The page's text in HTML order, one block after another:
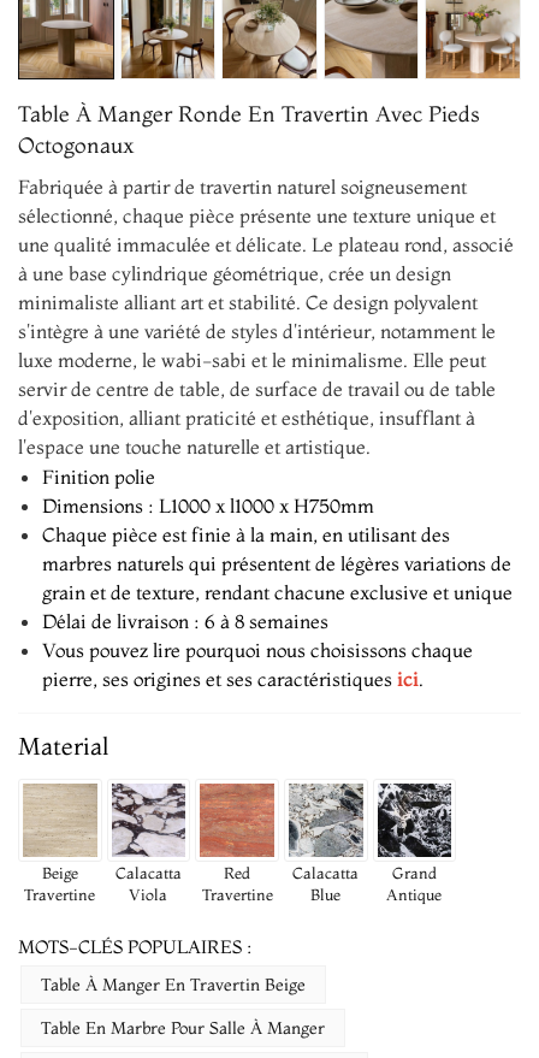
Table À Manger Ronde En Travertin Avec Pieds
Octogonaux
Fabriquée à partir de travertin naturel soigneusement
sélectionné, chaque pièce présente une texture unique et
une qualité immaculée et délicate. Le plateau rond, associé
à une base cylindrique géométrique, crée un design
minimaliste alliant art et stabilité. Ce design polyvalent
s'intègre à une variété de styles d'intérieur, notamment le
luxe moderne, le wabi-sabi et le minimalisme. Elle peut
servir de centre de table, de surface de travail ou de table
d'exposition, alliant praticité et esthétique, insufflant à
l'espace une touche naturelle et artistique.
Finition polie
Dimensions : L1000 x l1000 x H750mm
Chaque pièce est finie à la main, en utilisant des
marbres naturels qui présentent de légères variations de
grain et de texture, rendant chacune exclusive et unique
Délai de livraison : 6 à 8 semaines
Vous pouvez lire pourquoi nous choisissons chaque
pierre, ses origines et ses caractéristiques ici.
Material
Beige
Travertine
Calacatta
Viola
Red
Travertine
Calacatta
Blue
Grand
Antique
MOTS-CLÉS POPULAIRES :
Table À Manger En Travertin Beige
Table En Marbre Pour Salle À Manger